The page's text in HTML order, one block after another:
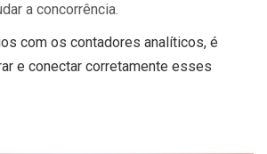
a concorrência.
com os contadores analíticos, é
e conectar corretamente esses